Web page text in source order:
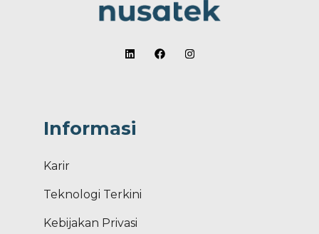
Informasi
Karir
Teknologi Terkini
Kebijakan Privasi